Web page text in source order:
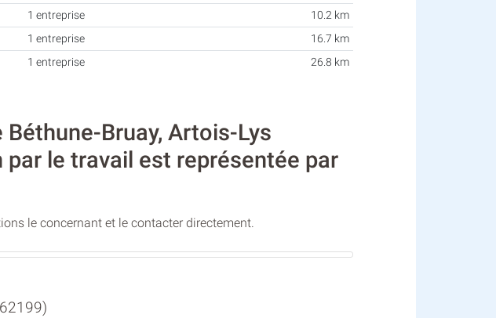
1 entreprise
10.2 km
1 entreprise
16.7 km
1 entreprise 26.8 km
Bruay, Artois-Lys
par le travail est représentée par
le concernant et le contacter directement.